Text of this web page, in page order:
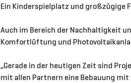
Ein Kinderspielplatz und großzügige
Auch im Bereich der Nachhaltigkeit
Komfortlüftung und
„Gerade in der heutigen Zeit sind
mit allen Partnern eine Bebauung